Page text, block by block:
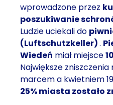
wprowadzone przez
poszukiwanie
Ludzie uciekali do
(Luftschutzkeller).
Wiedeń miał miejsce
Największe
marcem a kwietniem
25%miasta zostało